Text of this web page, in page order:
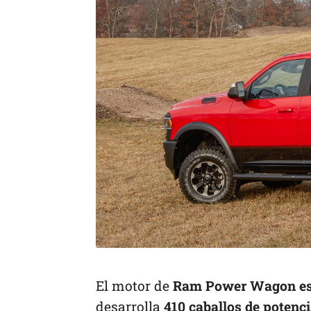
El motor de Ram Power Wagon
desarrolla 410 caballos de